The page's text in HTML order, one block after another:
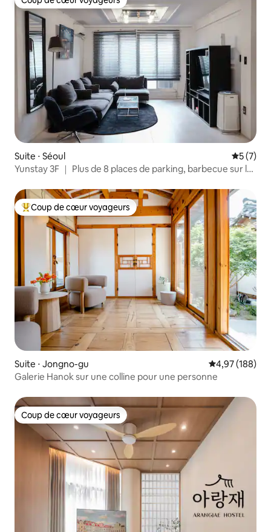
Coup de cœur voyageurs
Suite ⋅ Séoul
5 (7)
Yunstay 3F ｜ Plus de 8 places de parking, barbecue sur le
Coups de cœur voyageurs les plus appréciés
Coup de cœur voyageurs
Suite ⋅ Jongno-gu Évaluation
4,97 (188)
Galerie Hanok sur une colline pour une personne
Coup de cœur voyageurs
Coup de cœur voyageurs